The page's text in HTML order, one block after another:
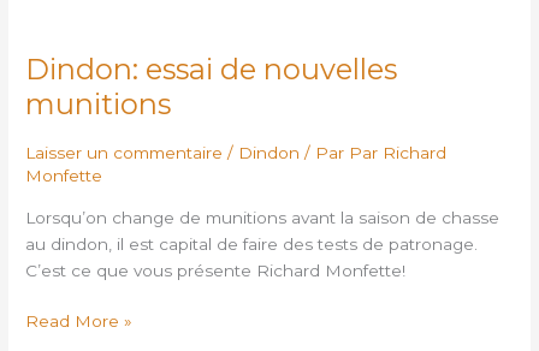
Dindon: essai de nouvelles
munitions
Laisser un commentaire / Dindon / Par Par Richard
Monfette
Lorsqu’on change de munitions avant la saison de chasse
au dindon, il est capital de faire des tests de patronage.
C’est ce que vous présente Richard Monfette!
de
nouvelles
munitions
Read More »